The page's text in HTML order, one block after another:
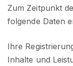
Zum Zeitpunkt
folgende Daten
Ihre
Inhalte und